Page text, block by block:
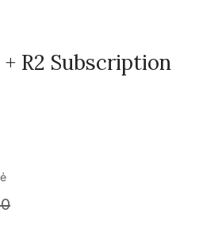
R2 Subscription